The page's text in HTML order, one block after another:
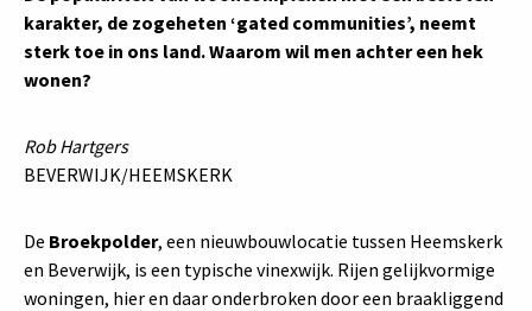
karakter, de zogeheten ‘gated communities’, neemt
sterk toe in ons land. Waarom wil men achter een hek
wonen?
Rob Hartgers
BEVERWIJK/HEEMSKERK
De Broekpolder, een nieuwbouwlocatie tussen Heemskerk
en Beverwijk, is een typische vinexwijk. Rijen gelijkvormige
woningen, hier en daar onderbroken door een braakliggend